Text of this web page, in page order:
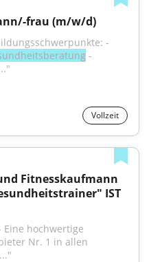
frau (m/w/d)
-
-
Vollzeit
Fitnesskaufmann
IST
Nr. 1 in allen